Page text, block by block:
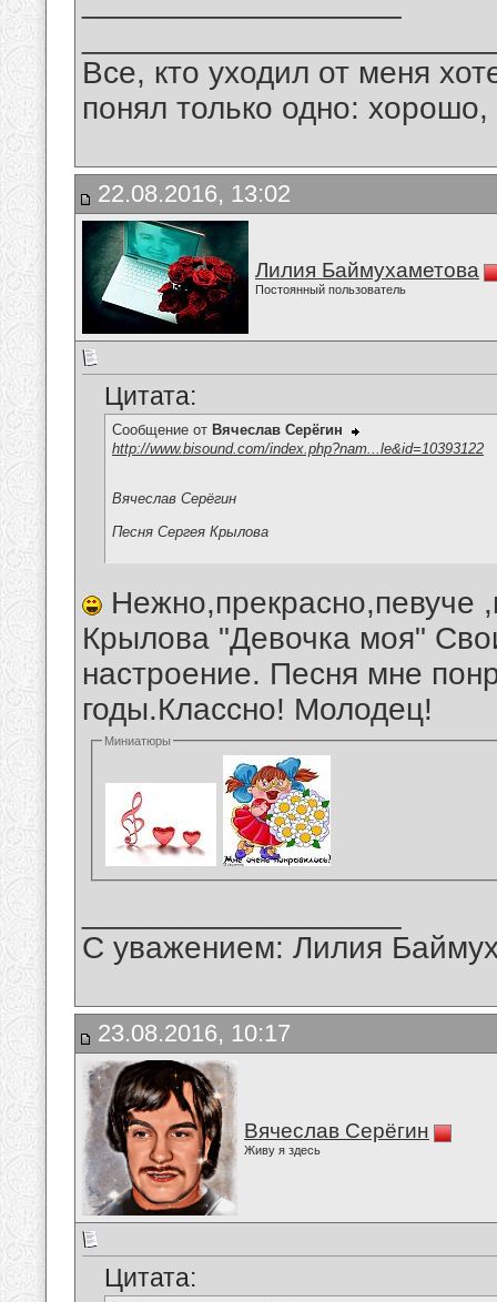
Все, кто уходил от меня
понял только одно:
22.08.2016, 13:02
Лилия Баймухаметова
Постоянный пользователь
Цитата:
Сообщение от Вячеслав Серёгин
http://www.bisound.com/index.php?nam...le&id=10393122
Вячеслав Серёгин
Песня Сергея Крылова
Нежно,прекрасно,певуче
Крылова "Девочка моя"
настроение. Песня мне
годы.Классно! Молодец!
Миниатюры
С уважением: Лилия
23.08.2016, 10:17
Вячеслав Серёгин
Живу я здесь
Цитата: